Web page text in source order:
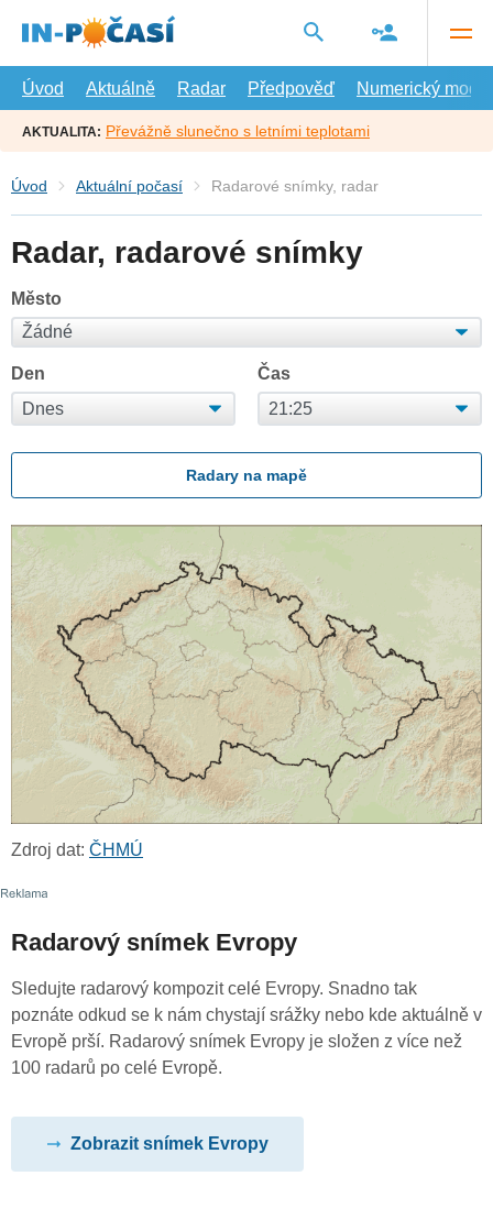
hlavní
Úvod
Aktuálně Radar Předpověď Numerický model
AKTUALITA: Převážně slunečno s letními teplotami
Úvod Aktuální počasí Radarové snímky, radar
Radar, radarové snímky
Město
Den Čas
Radary na mapě
Zdroj dat: ČHMÚ
Radarový snímek Evropy
Sledujte radarový kompozit celé Evropy. Snadno tak
poznáte odkud se k nám chystají srážky nebo kde aktuálně v
Evropě prší. Radarový snímek Evropy je složen z více než
100 radarů po celé Evropě.
Zobrazit snímek Evropy